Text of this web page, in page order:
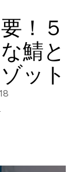
！５
鯖と
ット